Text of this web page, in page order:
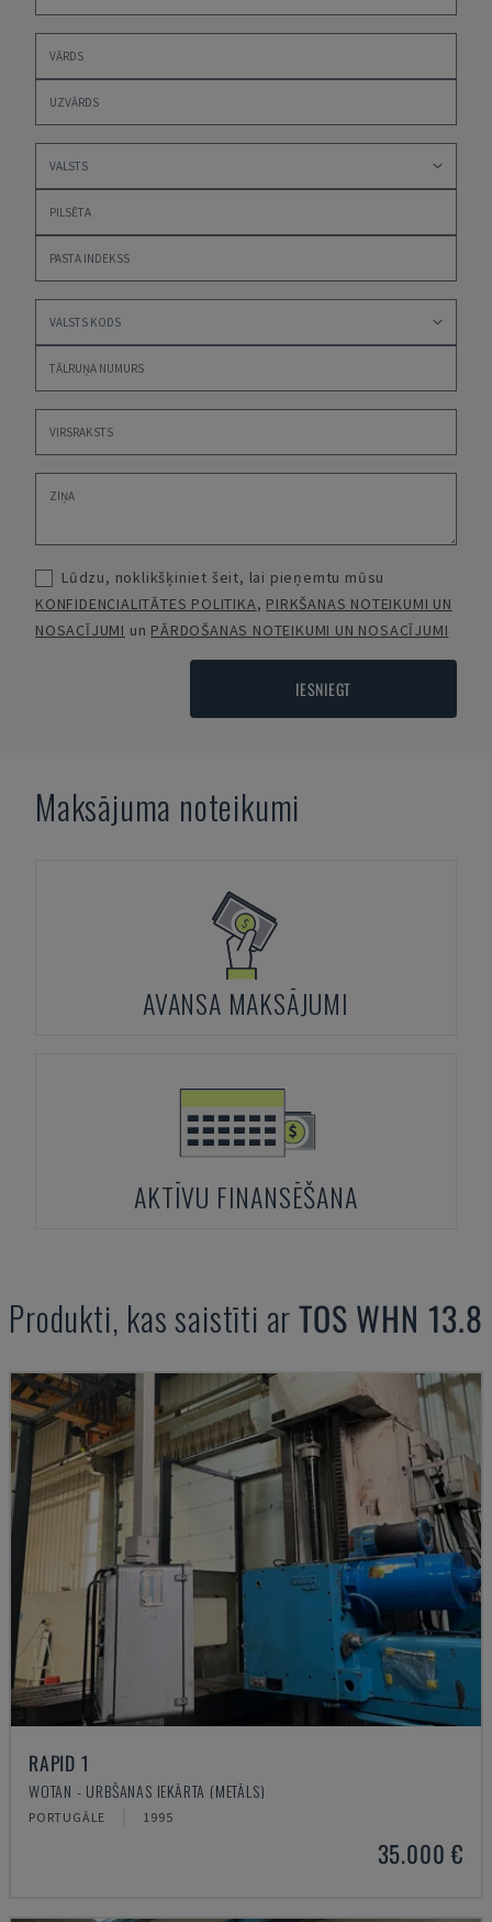
Lūdzu, noklikšķiniet šeit, lai pieņemtu mūsu
KONFIDENCIALITĀTES POLITIKA, PIRKŠANAS NOTEIKUMI UN
NOSACĪJUMI un PĀRDOŠANAS NOTEIKUMI UN NOSACĪJUMI
IESNIEGT
Maksājuma noteikumi
AVANSA MAKSĀJUMI
AKTĪVU FINANSĒŠANA
Produkti, kas saistīti arTOS WHN 13.8
RAPID 1
WOTAN - URBŠANAS IEKĀRTA (METĀLS)
PORTUGĀLE 1995
35.000 €